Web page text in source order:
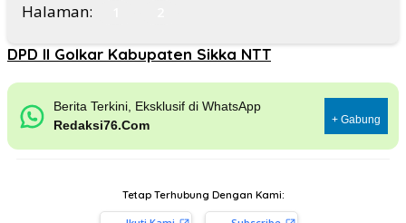
Halaman:
DPD II Golkar Kabupaten Sikka NTT
Berita Terkini, Eksklusif di WhatsApp
Redaksi76.Com
+ Gabung
Tetap Terhubung Dengan Kami: